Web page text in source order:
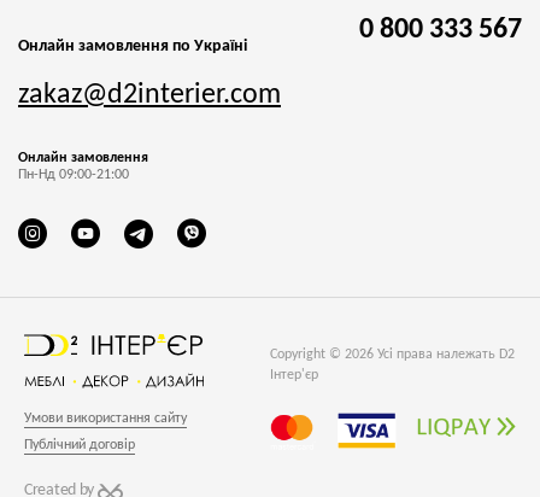
Copyright © 2026 Усі права належать D2
Інтер'єр
Умови використання сайту
Публічний договір
Created by
Онлайн замовлення по Україні
0 800 333 567
zakaz@d2interier.com
Онлайн замовлення
Пн-Нд 09:00-21:00